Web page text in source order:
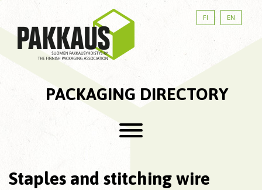
FI EN
PACKAGING DIRECTORY
Staples and stitching wire